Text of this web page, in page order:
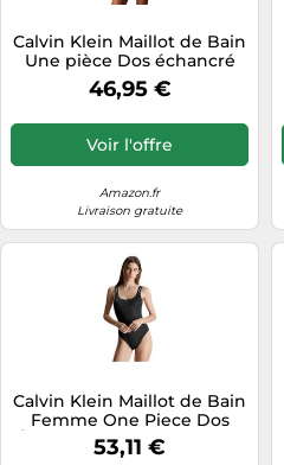
Tondeuses cheveux & barbe
Téléphonie
Téléviseurs
Télévision & vidéo
Électroménager
Calvin Klein Maillot de Bain
Une pièce Dos échancré
LV00Q61219 pour Femme,
Noir (Noir), XL
46,95 €
Voir l'offre
Amazon.fr
Livraison gratuite
Calvin Klein Maillot de Bain
Femme One Piece Dos
Échancré, Noir (Pvh Black),
XL
53,11 €